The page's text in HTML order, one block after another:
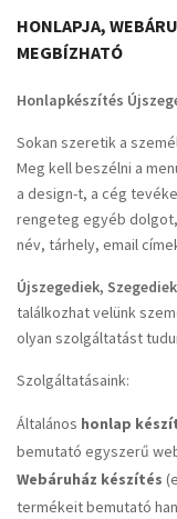
HONLAPJA,
MEGBÍZHATÓ
Honlapkészítés
Sokan szeretik a
Meg kell beszélni a
a design-t, a cég
rengeteg egyéb dolgot,
név, tárhely, email
Újszegediek,
találkozhat velünk
olyan szolgáltatást
Szolgáltatásaink:
Általános honlap
bemutató egyszerű
Webáruház készítés
termékeit bemutató